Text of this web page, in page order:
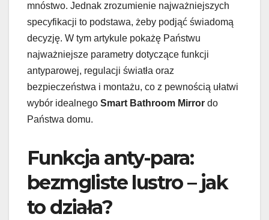
mnóstwo. Jednak zrozumienie najważniejszych
specyfikacji to podstawa, żeby podjąć świadomą
decyzję. W tym artykule pokażę Państwu
najważniejsze parametry dotyczące funkcji
antyparowej, regulacji światła oraz
bezpieczeństwa i montażu, co z pewnością ułatwi
wybór idealnego Smart Bathroom Mirror do
Państwa domu.
Funkcja anty-para:
bezmgliste lustro – jak
to działa?